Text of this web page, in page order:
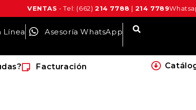
VENTAS - Tel: (662)214 7788 | 214 7789
Línea Asesoría WhatsApp
Facturación